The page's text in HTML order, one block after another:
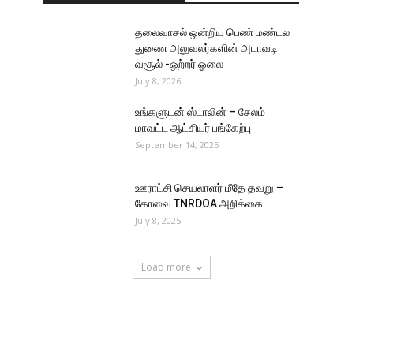
தலைவாசல் ஒன்றிய பெண் மண்டல
துணை அலுவலர்களின் அடாவடி
வசூல் -ஒற்றர் ஓலை
July 8, 2026
உங்களுடன் ஸ்டாலின் – சேலம்
மாவட்ட ஆட்சியர் பங்கேற்பு
September 14, 2025
ஊராட்சி செயலாளர் மீதே தவறு –
கோவை TNRDOA அறிக்கை
July 8, 2025
Load more